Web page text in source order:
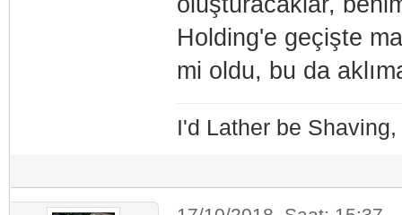
Holding'e geçişte
mi oldu, bu da
I'd Lather be